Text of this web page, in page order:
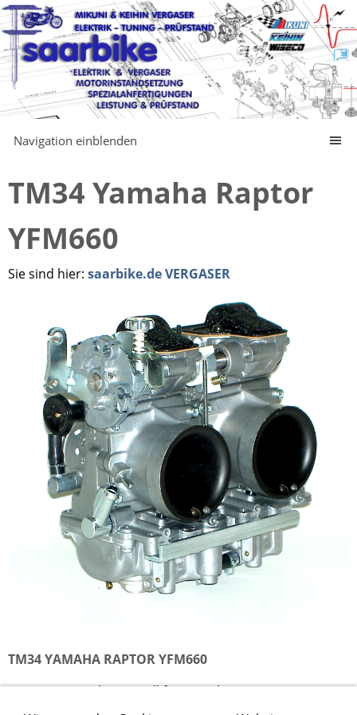
Navigation einblenden
TM34 Yamaha Raptor
YFM660
Sie sind hier: saarbike.de VERGASER
TM34 YAMAHA RAPTOR YFM660
TM34 Vergaserkit speziell für Yamaha Raptor 660